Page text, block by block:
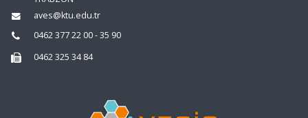
aves@ktu.edu.tr
0462 377 22 00 - 35 90
0462 325 34 84